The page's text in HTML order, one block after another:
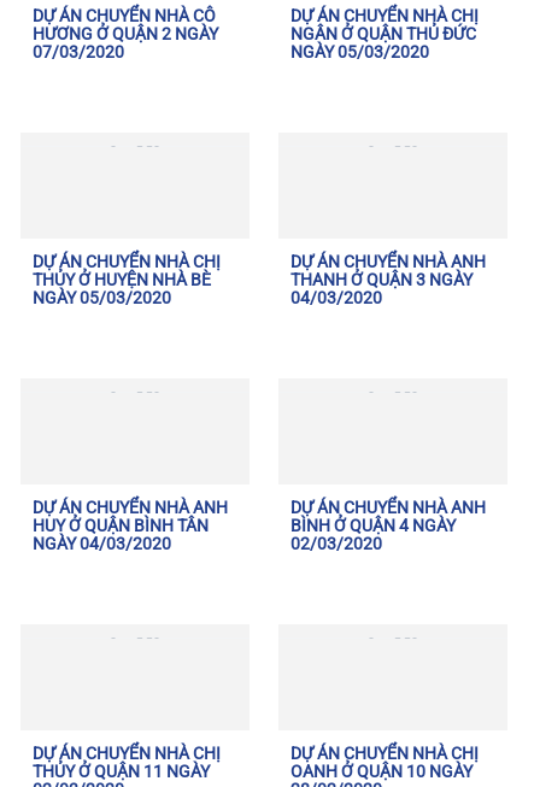
DỰ ÁN CHUYỂN NHÀ CÔ
HƯƠNG Ở QUẬN 2 NGÀY
07/03/2020
DỰ ÁN CHUYỂN NHÀ CHỊ
NGÂN Ở QUẬN THỦ ĐỨC
NGÀY 05/03/2020
DỰ ÁN CHUYỂN NHÀ CHỊ
THỦY Ở HUYỆN NHÀ BÈ
NGÀY 05/03/2020
DỰ ÁN CHUYỂN NHÀ ANH
THANH Ở QUẬN 3 NGÀY
04/03/2020
DỰ ÁN CHUYỂN NHÀ ANH
HUY Ở QUẬN BÌNH TÂN
NGÀY 04/03/2020
DỰ ÁN CHUYỂN NHÀ ANH
BÌNH Ở QUẬN 4 NGÀY
02/03/2020
DỰ ÁN CHUYỂN NHÀ CHỊ
THỦY Ở QUẬN 11 NGÀY
DỰ ÁN CHUYỂN NHÀ CHỊ
OANH Ở QUẬN 10 NGÀY